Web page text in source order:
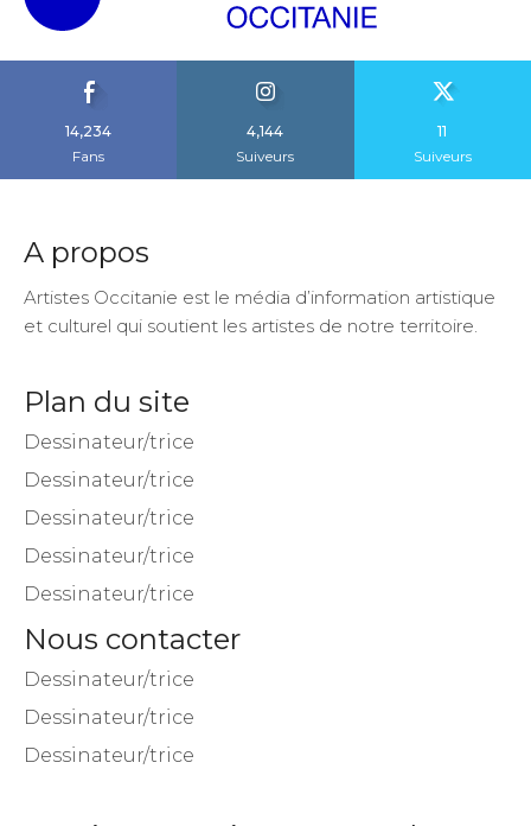
14,234
Fans
4,144
Suiveurs
11
Suiveurs
A propos
Artistes Occitanie est le média d’information artistique
et culturel qui soutient les artistes de notre territoire.
Plan du site
Dessinateur/trice
Dessinateur/trice
Dessinateur/trice
Dessinateur/trice
Dessinateur/trice
Nous contacter
Dessinateur/trice
Dessinateur/trice
Dessinateur/trice